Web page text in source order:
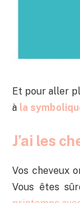
Et pour aller
à la
J’ai les
Vos cheveux
Vous êtes